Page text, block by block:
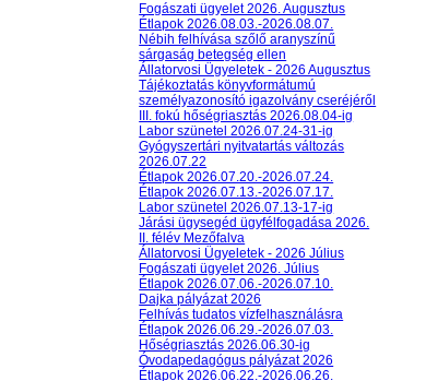
Fogászati ügyelet 2026. Augusztus
Étlapok 2026.08.03.-2026.08.07.
Nébih felhívása szőlő aranyszínű
sárgaság betegség ellen
Állatorvosi Ügyeletek - 2026 Augusztus
Tájékoztatás könyvformátumú
személyazonosító igazolvány cseréjéről
III. fokú hőségriasztás 2026.08.04-ig
Labor szünetel 2026.07.24-31-ig
Gyógyszertári nyitvatartás változás
2026.07.22
Étlapok 2026.07.20.-2026.07.24.
Étlapok 2026.07.13.-2026.07.17.
Labor szünetel 2026.07.13-17-ig
Járási ügysegéd ügyfélfogadása 2026.
II. félév Mezőfalva
Állatorvosi Ügyeletek - 2026 Július
Fogászati ügyelet 2026. Július
Étlapok 2026.07.06.-2026.07.10.
Dajka pályázat 2026
Felhívás tudatos vízfelhasználásra
Étlapok 2026.06.29.-2026.07.03.
Hőségriasztás 2026.06.30-ig
Óvodapedagógus pályázat 2026
Étlapok 2026.06.22.-2026.06.26.